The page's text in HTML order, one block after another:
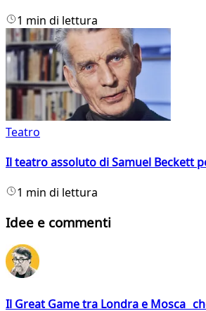
1 min di lettura
Teatro
Il teatro assoluto di Samuel Beckett
1 min di lettura
Idee e commenti
Il Great Game tra Londra e Mosca